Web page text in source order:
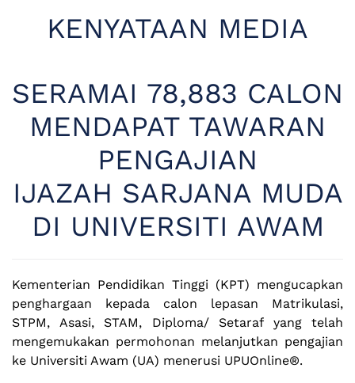
KENYATAAN MEDIA
SERAMAI 78,883 CALON
MENDAPAT TAWARAN
PENGAJIAN
IJAZAH SARJANA MUDA
DI UNIVERSITI AWAM
Kementerian Pendidikan Tinggi (KPT) mengucapkan
penghargaan kepada calon lepasan Matrikulasi,
STPM, Asasi, STAM, Diploma/ Setaraf yang telah
mengemukakan permohonan melanjutkan pengajian
ke Universiti Awam (UA) menerusi UPUOnline®️.